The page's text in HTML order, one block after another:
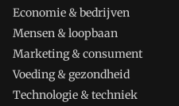
Economie & bedrijven
Mensen & loopbaan
Marketing & consument
Voeding & gezondheid
Technologie & techniek